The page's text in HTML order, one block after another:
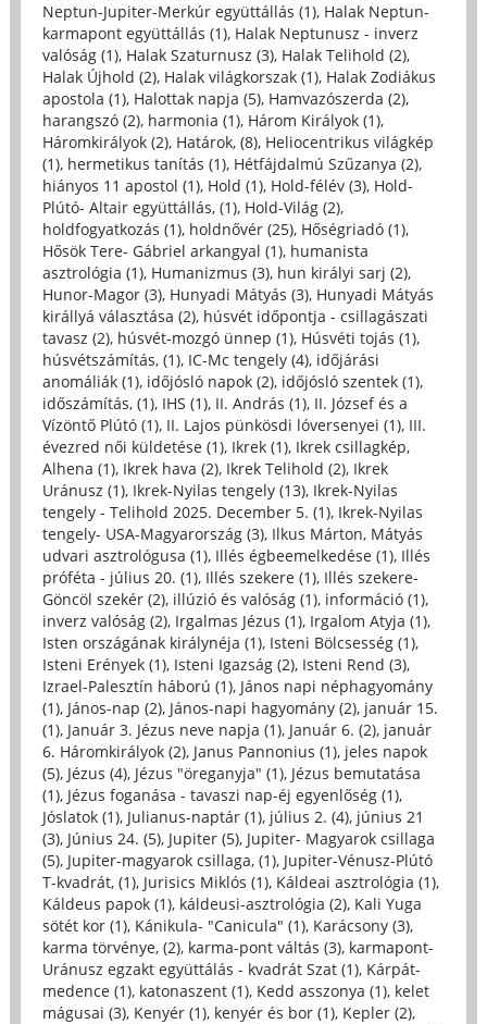
Neptun-Jupiter-Merkúr együttállás (1), Halak Neptun-
karmapont együttállás (1), Halak Neptunusz - inverz
valóság (1), Halak Szaturnusz (3), Halak Telihold (2),
Halak Újhold (2), Halak világkorszak (1), Halak Zodiákus
apostola (1), Halottak napja (5), Hamvazószerda (2),
harangszó (2), harmonia (1), Három Királyok (1),
Háromkirályok (2), Határok, (8), Heliocentrikus világkép
(1), hermetikus tanítás (1), Hétfájdalmú Szűzanya (2),
hiányos 11 apostol (1), Hold (1), Hold-félév (3), Hold-
Plútó- Altair együttállás, (1), Hold-Világ (2),
holdfogyatkozás (1), holdnővér (25), Hőségriadó (1),
Hősök Tere- Gábriel arkangyal (1), humanista
asztrológia (1), Humanizmus (3), hun királyi sarj (2),
Hunor-Magor (3), Hunyadi Mátyás (3), Hunyadi Mátyás
királlyá választása (2), húsvét időpontja - csillagászati
tavasz (2), húsvét-mozgó ünnep (1), Húsvéti tojás (1),
húsvétszámítás, (1), IC-Mc tengely (4), időjárási
anomáliák (1), időjósló napok (2), időjósló szentek (1),
időszámítás, (1), IHS (1), II. András (1), II. József és a
Vízöntő Plútó (1), II. Lajos pünkösdi lóversenyei (1), III.
évezred női küldetése (1), Ikrek (1), Ikrek csillagkép,
Alhena (1), Ikrek hava (2), Ikrek Telihold (2), Ikrek
Uránusz (1), Ikrek-Nyilas tengely (13), Ikrek-Nyilas
tengely - Telihold 2025. December 5. (1), Ikrek-Nyilas
tengely- USA-Magyarország (3), Ilkus Márton, Mátyás
udvari asztrológusa (1), Illés égbeemelkedése (1), Illés
próféta - július 20. (1), Illés szekere (1), Illés szekere-
Göncöl szekér (2), illúzió és valóság (1), információ (1),
inverz valóság (2), Irgalmas Jézus (1), Irgalom Atyja (1),
Isten országának királynéja (1), Isteni Bölcsesség (1),
Isteni Erények (1), Isteni Igazság (2), Isteni Rend (3),
Izrael-Palesztín háború (1), János napi néphagyomány
(1), János-nap (2), János-napi hagyomány (2), január 15.
(1), Január 3. Jézus neve napja (1), Január 6. (2), január
6. Háromkirályok (2), Janus Pannonius (1), jeles napok
(5), Jézus (4), Jézus "öreganyja" (1), Jézus bemutatása
(1), Jézus foganása - tavaszi nap-éj egyenlőség (1),
Jóslatok (1), Julianus-naptár (1), július 2. (4), június 21
(3), Június 24. (5), Jupiter (5), Jupiter- Magyarok csillaga
(5), Jupiter-magyarok csillaga, (1), Jupiter-Vénusz-Plútó
T-kvadrát, (1), Jurisics Miklós (1), Káldeai asztrológia (1),
Káldeus papok (1), káldeusi-asztrológia (2), Kali Yuga
sötét kor (1), Kánikula- "Canicula" (1), Karácsony (3),
karma törvénye, (2), karma-pont váltás (3), karmapont-
Uránusz egzakt együttálás - kvadrát Szat (1), Kárpát-
medence (1), katonaszent (1), Kedd asszonya (1), kelet
mágusai (3), Kenyér (1), kenyér és bor (1), Kepler (2),